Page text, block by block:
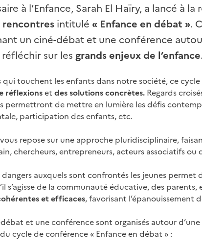
à l’Enfance, Sarah El Haïry, a lancé à
intitulé « Enfance en débat ».
un ciné-débat et une conférence
sur lesgrands enjeux de l’enfance.
qui touchent les enfants dans notre société, ce cycle
réflexionset des solutions concrètes. Regards
permettront de mettre en lumière les défis
participation des enfants, etc.
repose sur une approche pluridisciplinaire,
chercheurs, entrepreneurs, acteurs associatifs ou
auxquels sont confrontés les jeunes permet
s’agisse de la communauté éducative, des parents,
et efficaces, favorisant l’épanouissement
et une conférence sont organisés autour
cycle de conférence « Enfance en débat » :